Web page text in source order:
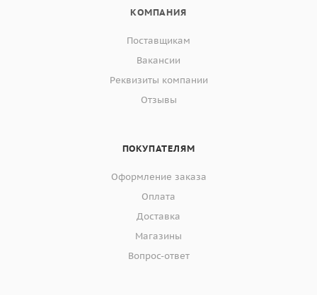
КОМПАНИЯ
Поставщикам
Вакансии
Реквизиты компании
Отзывы
ПОКУПАТЕЛЯМ
Оформление заказа
Оплата
Доставка
Магазины
Вопрос-ответ